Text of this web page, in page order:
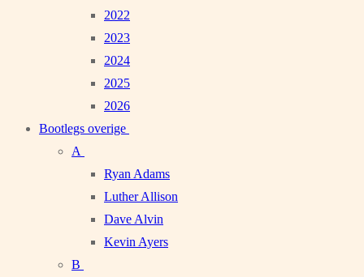
2022
2023
2024
2025
2026
Bootlegs overige
A
Ryan Adams
Luther Allison
Dave Alvin
Kevin Ayers
B